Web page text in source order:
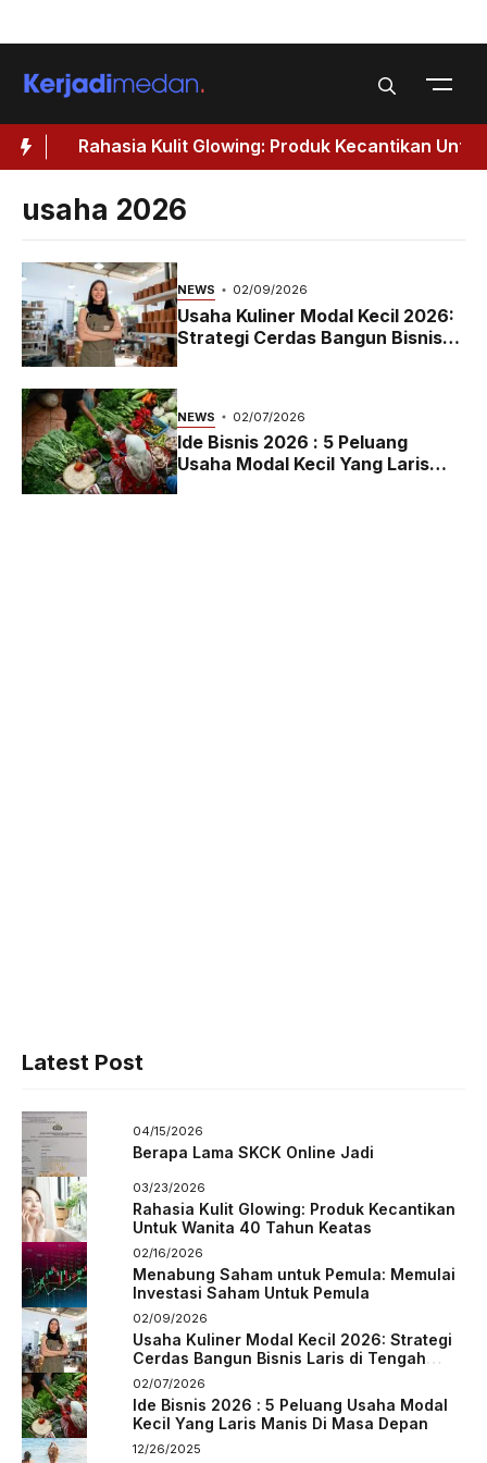
to
Rahasia Kulit Glowing: Produk Kecantikan Untuk
Wanita 40 Tahun Keatas
usaha 2026
NEWS 02/09/2026
Usaha Kuliner Modal Kecil 2026:
Strategi Cerdas Bangun Bisnis
Laris di Tengah Persaingan
NEWS 02/07/2026
Ide Bisnis 2026 : 5 Peluang
Usaha Modal Kecil Yang Laris
Manis Di Masa Depan
Latest Post
04/15/2026
Berapa Lama SKCK Online Jadi
03/23/2026
Rahasia Kulit Glowing: Produk Kecantikan
Untuk Wanita 40 Tahun Keatas
02/16/2026
Menabung Saham untuk Pemula: Memulai
Investasi Saham Untuk Pemula
02/09/2026
Usaha Kuliner Modal Kecil 2026: Strategi
Cerdas Bangun Bisnis Laris di Tengah
Persaingan
02/07/2026
Ide Bisnis 2026 : 5 Peluang Usaha Modal
Kecil Yang Laris Manis Di Masa Depan
12/26/2025